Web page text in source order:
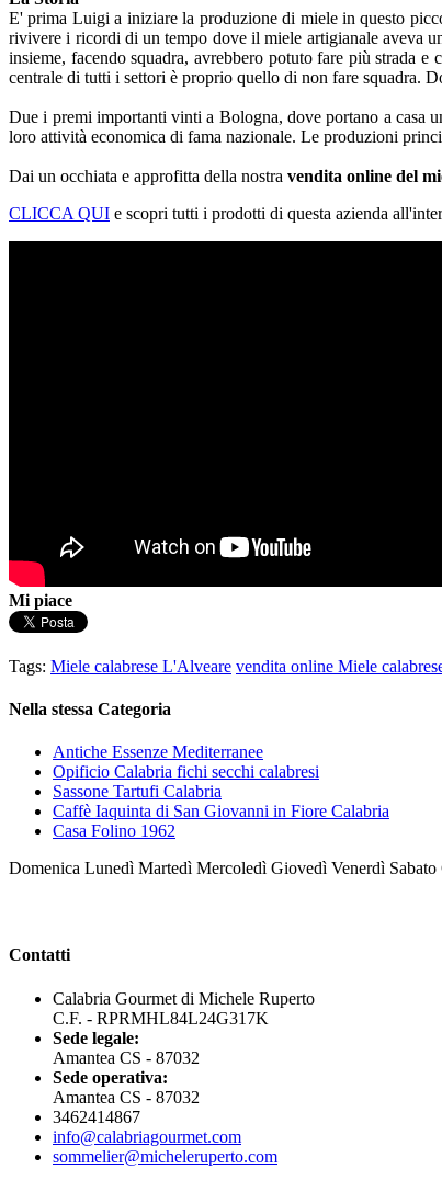
E' prima Luigi a iniziare la produzione di miele in questo
rivivere i ricordi di un tempo dove il miele artigianale aveva
insieme, facendo squadra, avrebbero potuto fare più strada
centrale di tutti i settori è proprio quello di non fare squadra.
Due i premi importanti vinti a Bologna, dove portano a casa
loro attività economica di fama nazionale. Le produzioni
Dai un occhiata e approfitta della nostra vendita online del
CLICCA QUI e scopri tutti i prodotti di questa azienda
Mi piace
Tags: Miele calabrese L'Alveare vendita online Miele
Nella stessa Categoria
Antiche Essenze Mediterranee
Opificio Calabria fichi secchi calabresi
Sassone Tartufi Calabria
Caffè Iaquinta di San Giovanni in Fiore Calabria
Casa Folino 1962
Domenica Lunedì Martedì Mercoledì Giovedì Venerdì
Contatti
Calabria Gourmet di Michele Ruperto
C.F. - RPRMHL84L24G317K
Sede legale:
Amantea CS - 87032
Sede operativa:
Amantea CS - 87032
3462414867
info@calabriagourmet.com
sommelier@micheleruperto.com